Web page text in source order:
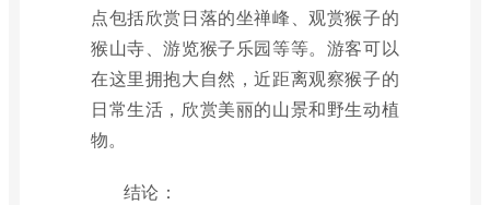
点包括欣赏日落的坐禅峰、观赏猴子的
猴山寺、游览猴子乐园等等。游客可以
在这里拥抱大自然，近距离观察猴子的
日常生活，欣赏美丽的山景和野生动植
物。
结论：